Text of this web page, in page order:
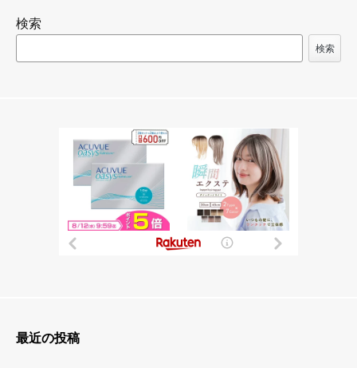
ゲ
検索
検索
最近の投稿